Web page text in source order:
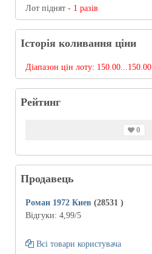
Лот піднят - 1 разів
Історія коливання ціни
Діапазон цін лоту: 150.00...150.00
Рейтинг
0
Продавець
Роман 1972 Киев (28531 )
Відгуки: 4,99/5
Всі товари користувача